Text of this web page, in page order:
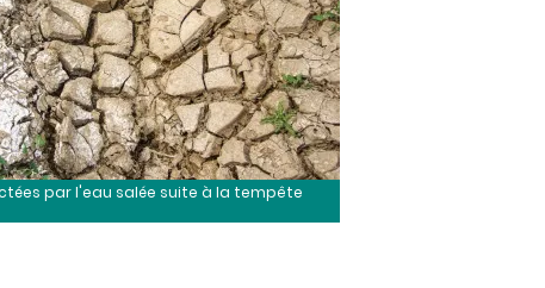
par l'eau salée suite à la tempête